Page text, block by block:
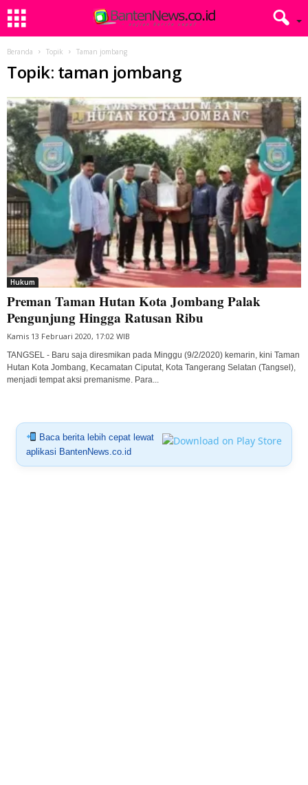
Beranda Topik Taman jombang
Topik: taman jombang
Hukum
Preman Taman Hutan Kota Jombang Palak
Pengunjung Hingga Ratusan Ribu
Kamis 13 Februari 2020, 17:02 WIB
TANGSEL - Baru saja diresmikan pada Minggu (9/2/2020) kemarin, kini Taman
Hutan Kota Jombang, Kecamatan Ciputat, Kota Tangerang Selatan (Tangsel),
menjadi tempat aksi premanisme. Para...
Baca berita lebih cepat lewat
aplikasi BantenNews.co.id